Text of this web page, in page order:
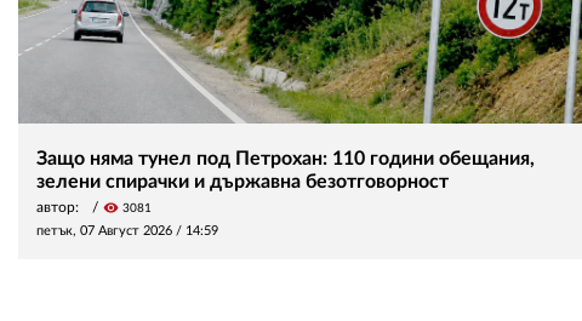
Защо няма тунел под Петрохан: 110 години обещания,
зелени спирачки и държавна безотговорност
автор: visibility 3081
петък, 07 Август 2026 / 14:59